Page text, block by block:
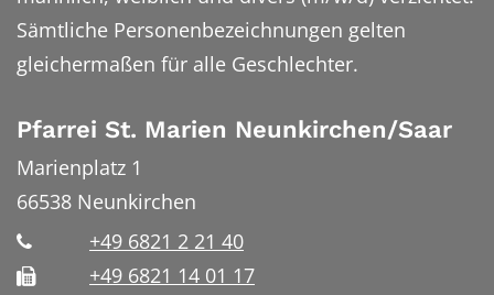
Sämtliche Personenbezeichnungen gelten
gleichermaßen für alle Geschlechter.
Pfarrei St. Marien Neunkirchen/Saar
Marienplatz 1
66538 Neunkirchen
+49 6821 2 21 40
+49 6821 14 01 17